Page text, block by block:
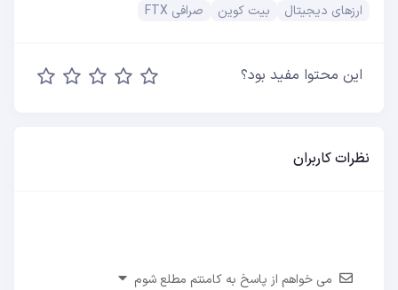
ارزهای دیجیتال بیت کوین صرافی FTX
این محتوا مفید بود؟
نظرات کاربران
می خواهم از پاسخ به کامنتم مطلع شوم